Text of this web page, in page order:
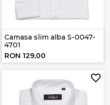
Camasa slim alba S-0047-
4701
RON 129,00